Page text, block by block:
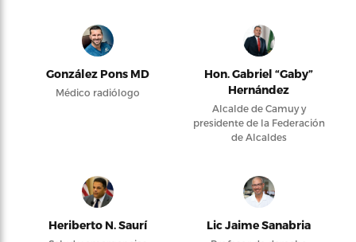
González Pons MD
Médico radiólogo
Hon. Gabriel “Gaby”
Hernández
Alcalde de Camuy y
presidente de la Federación
de Alcaldes
Heriberto N. Saurí Lic Jaime Sanabria